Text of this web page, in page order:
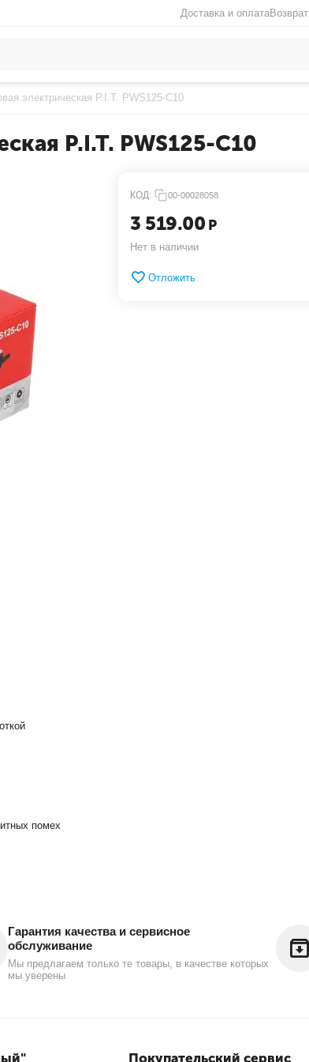
Доставка и оплатаВозврат
электрическая P.I.T. PWS125-C10
P.I.T. PWS125-C10
КОД: 00-00028058
3 519.00 Р
Нет в наличии
Отложить
помех
Гарантия качества и сервисное
обслуживание
Мы предлагаем только те товары, в качестве которых
мы уверены
Покупательский сервис